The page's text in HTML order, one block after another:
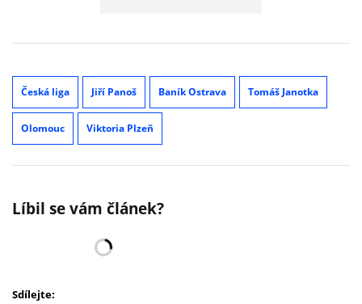
Česká liga Jiří Panoš Baník Ostrava Tomáš Janotka
Olomouc Viktoria Plzeň
Líbil se vám článek?
Sdílejte: